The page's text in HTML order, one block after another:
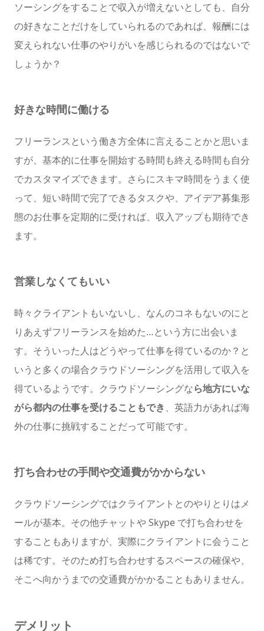
ソーシングをすることで収入が増えないとしても、自分
の好きなことだけをしていられるのであれば、報酬には
変えられない仕事のやりがいを感じられるのではないで
しょうか？
好きな時間に働ける
フリーランスという働き方全体に言えることかと思いま
すが、基本的に仕事を開始する時間も終える時間も自分
でカスタマイズできます。さらにスキマ時間をうまく使
って、短い時間で完了できるタスクや、アイデア募集形
態のお仕事を定期的に受ければ、収入アップも期待でき
ます。
営業しなくてもいい
時々クライアントもいないし、なんのコネもないのにと
りあえずフリーランスを始めた…という方に出会いま
す。そういった人はどうやって仕事を得ているのか？と
いうと多くの場合クラウドソーシングを活用して収入を
得ているようです。クラウドソーシングなら地方にいな
がら都内の仕事を受けることもでき、英語力があれば海
外の仕事に挑戦することだって可能です。
打ち合わせの手間や交通費がかからない
クラウドソーシングではクライアントとのやりとりはメ
ールが基本。その他チャットや Skype で打ち合わせを
することもありますが、実際にクライアントに会うこと
は稀です。そのため打ち合わせするスペースの確保や、
そこへ向かうまでの交通費がかかることもありません。
デメリット